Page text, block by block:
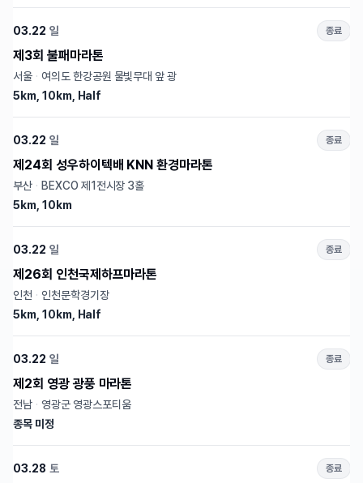
03.22 일 종료
제3회 불패마라톤
서울 · 여의도 한강공원 물빛무대 앞 광
5km, 10km, Half
03.22 일 종료
제24회 성우하이텍배 KNN 환경마라톤
부산 · BEXCO 제1전시장 3홀
5km, 10km
03.22 일 종료
제26회 인천국제하프마라톤
인천 · 인천문학경기장
5km, 10km, Half
03.22 일 종료
제2회 영광 광풍 마라톤
전남 · 영광군 영광스포티움
종목 미정
03.28 토 종료